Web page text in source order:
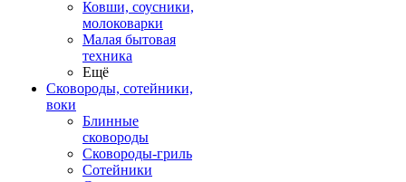
Ковши, соусники,
молоковарки
Малая бытовая
техника
Ещё
Сковороды, сотейники,
воки
Блинные
сковороды
Сковороды-гриль
Сотейники